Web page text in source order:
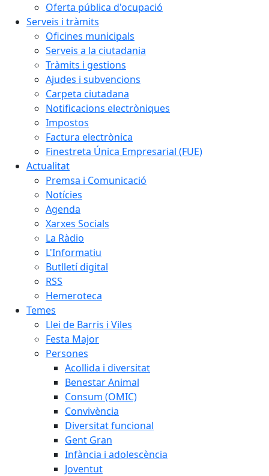
Oferta pública d'ocupació
Serveis i tràmits
Oficines municipals
Serveis a la ciutadania
Tràmits i gestions
Ajudes i subvencions
Carpeta ciutadana
Notificacions electròniques
Impostos
Factura electrònica
Finestreta Única Empresarial (FUE)
Actualitat
Premsa i Comunicació
Notícies
Agenda
Xarxes Socials
La Ràdio
L'Informatiu
Butlletí digital
RSS
Hemeroteca
Temes
Llei de Barris i Viles
Festa Major
Persones
Acollida i diversitat
Benestar Animal
Consum (OMIC)
Convivència
Diversitat funcional
Gent Gran
Infància i adolescència
Joventut